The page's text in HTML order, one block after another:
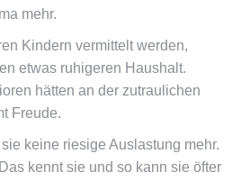
mehr.
Kindern vermittelt werden,
etwas ruhigeren Haushalt.
hätten an der zutraulichen
Freude.
keine riesige Auslastung mehr.
kennt sie und so kann sie öfter